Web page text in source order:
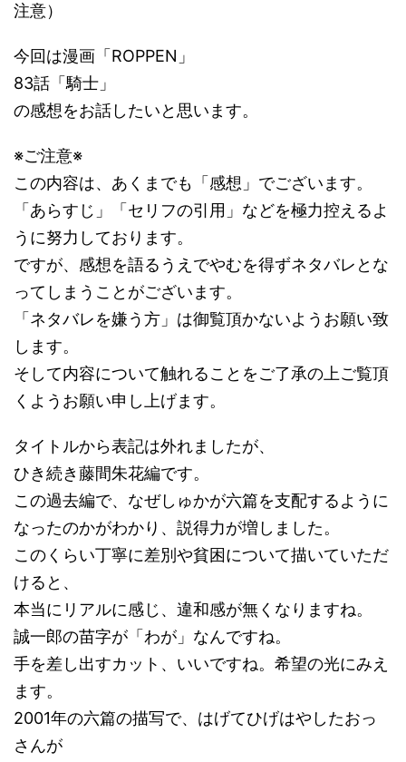
注意）
今回は漫画「ROPPEN」
83話「騎士」
の感想をお話したいと思います。
※ご注意※
この内容は、あくまでも「感想」でございます。
「あらすじ」「セリフの引用」などを極力控えるよ
うに努力しております。
ですが、感想を語るうえでやむを得ずネタバレとな
ってしまうことがございます。
「ネタバレを嫌う方」は御覧頂かないようお願い致
します。
そして内容について触れることをご了承の上ご覧頂
くようお願い申し上げます。
タイトルから表記は外れましたが、
ひき続き藤間朱花編です。
この過去編で、なぜしゅかが六篇を支配するように
なったのかがわかり、説得力が増しました。
このくらい丁寧に差別や貧困について描いていただ
けると、
本当にリアルに感じ、違和感が無くなりますね。
誠一郎の苗字が「わが」なんですね。
手を差し出すカット、いいですね。希望の光にみえ
ます。
2001年の六篇の描写で、はげてひげはやしたおっ
さんが